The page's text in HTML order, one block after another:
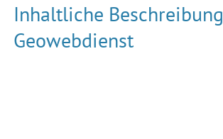
Inhaltliche Beschreibung
Geowebdienst